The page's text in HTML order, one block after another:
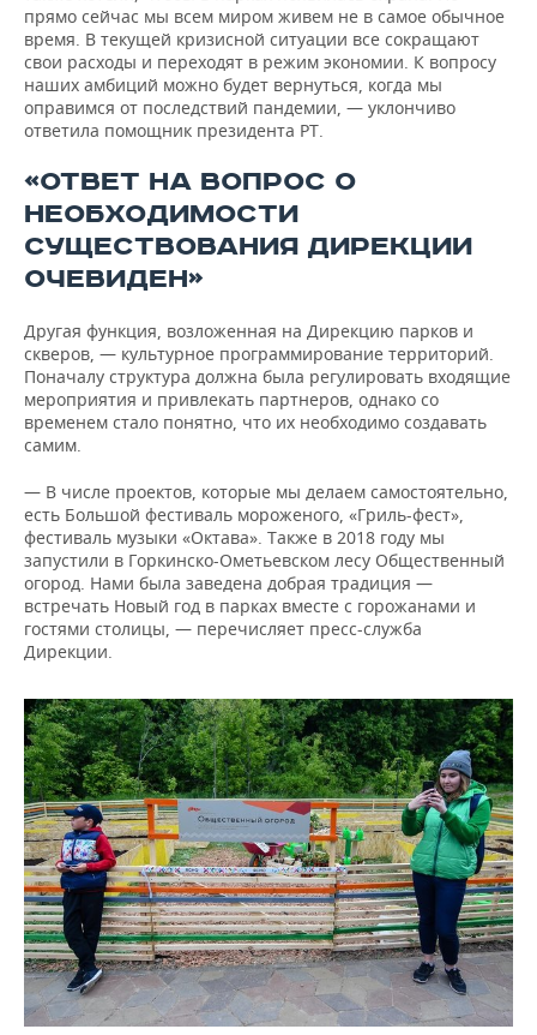
прямо сейчас мы всем миром живем не в самое обычное
время. В текущей кризисной ситуации все сокращают
свои расходы и переходят в режим экономии. К вопросу
наших амбиций можно будет вернуться, когда мы
оправимся от последствий пандемии, — уклончиво
ответила помощник президента РТ.
«ОТВЕТ НА ВОПРОС О
НЕОБХОДИМОСТИ
СУЩЕСТВОВАНИЯ ДИРЕКЦИИ
ОЧЕВИДЕН»
Другая функция, возложенная на Дирекцию парков и
скверов, — культурное программирование территорий.
Поначалу структура должна была регулировать входящие
мероприятия и привлекать партнеров, однако со
временем стало понятно, что их необходимо создавать
самим.
— В числе проектов, которые мы делаем самостоятельно,
есть Большой фестиваль мороженого, «Гриль-фест»,
фестиваль музыки «Октава». Также в 2018 году мы
запустили в Горкинско-Ометьевском лесу Общественный
огород. Нами была заведена добрая традиция —
встречать Новый год в парках вместе с горожанами и
гостями столицы, — перечисляет пресс-служба
Дирекции.